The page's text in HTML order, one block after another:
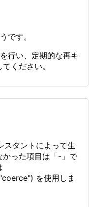
です。
行い、定期的な再キ
ください。
スタントによって生
かった項目は「-」で
を使用しま